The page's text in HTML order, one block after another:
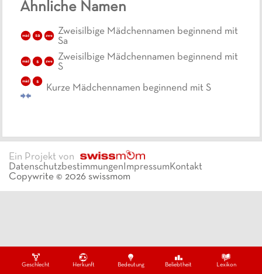
Geschlecht Herkunft Bedeutung Beliebtheit Lexikon
Ähnliche Namen
mäd sa zwe
Zweisilbige Mädchennamen beginnend mit
Sa
mäd s zwe
Zweisilbige Mädchennamen beginnend mit
S
mäd s
Kurze Mädchennamen beginnend mit S
Ein Projekt von
DatenschutzbestimmungenImpressumKontakt
Copywrite © 2026 swissmom